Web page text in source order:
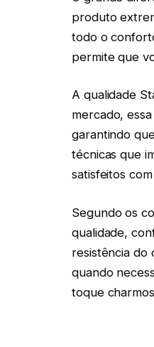
produto
todo o
permite que
A qualidade
mercado,
garantindo
técnicas que
satisfeitos
Segundo os
qualidade,
resistência do
quando
toque